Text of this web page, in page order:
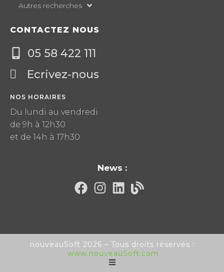
Autres recherches
CONTACTEZ NOUS
05 58 422 111
Ecrivez-nous
NOS HORAIRES
Du lundi au vendredi
de 9h à 12h30
et de 14h à 17h30
News :
nouveauSoft 2026 – Tous droits réservés :
www.nouveauSoft.com